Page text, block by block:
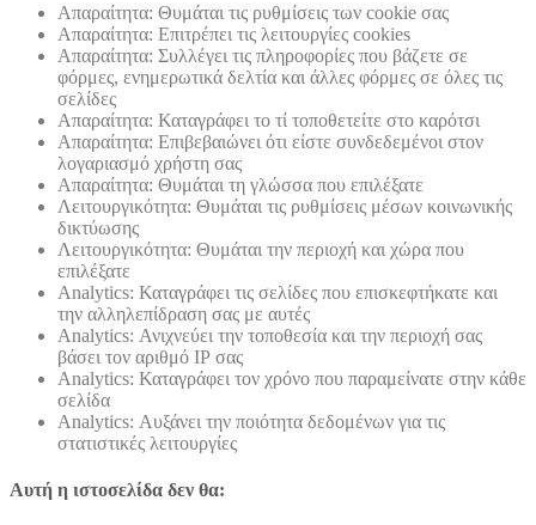
Απαραίτητα: Θυμάται τις ρυθμίσεις των cookie σας
Απαραίτητα: Επιτρέπει τις λειτουργίες cookies
Απαραίτητα: Συλλέγει τις πληροφορίες που βάζετε σε
φόρμες, ενημερωτικά δελτία και άλλες φόρμες σε όλες τις
σελίδες
Απαραίτητα: Καταγράφει το τί τοποθετείτε στο καρότσι
Απαραίτητα: Επιβεβαιώνει ότι είστε συνδεδεμένοι στον
λογαριασμό χρήστη σας
Απαραίτητα: Θυμάται τη γλώσσα που επιλέξατε
Λειτουργικότητα: Θυμάται τις ρυθμίσεις μέσων κοινωνικής
δικτύωσης
Λειτουργικότητα: Θυμάται την περιοχή και χώρα που
επιλέξατε
Analytics: Καταγράφει τις σελίδες που επισκεφτήκατε και
την αλληλεπίδραση σας με αυτές
Analytics: Ανιχνεύει την τοποθεσία και την περιοχή σας
βάσει τον αριθμό ΙΡ σας
Analytics: Καταγράφει τον χρόνο που παραμείνατε στην κάθε
σελίδα
Analytics: Αυξάνει την ποιότητα δεδομένων για τις
στατιστικές λειτουργίες
Αυτή η ιστοσελίδα δεν θα: